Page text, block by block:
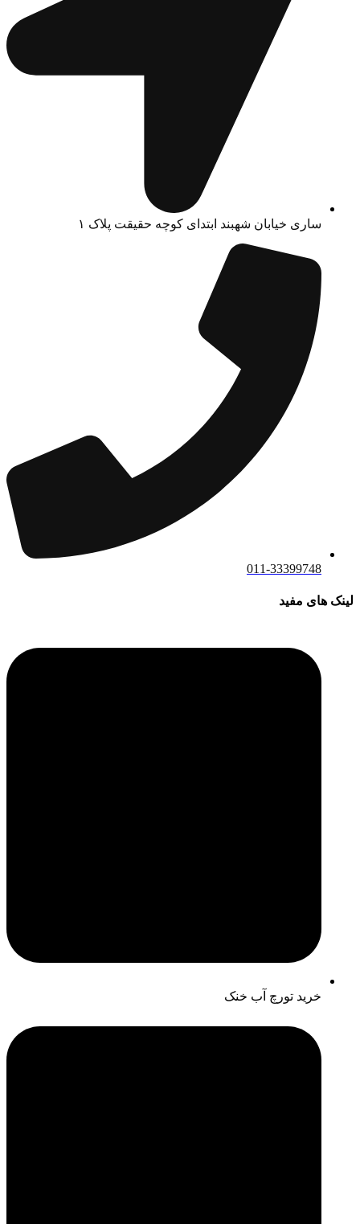
ساری خیابان شهبند ابتدای کوچه حقیقت پلاک ۱
011-33399748
لینک های مفید
خرید تورچ آب خنک